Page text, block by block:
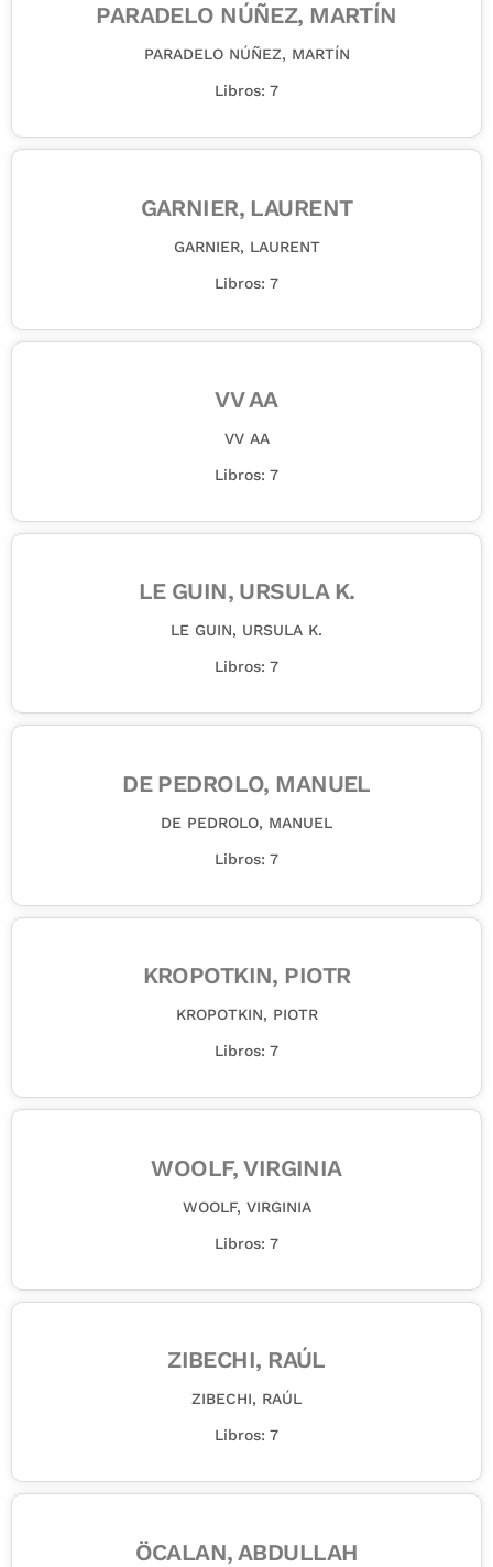
PARADELO NÚÑEZ, MARTÍN
PARADELO NÚÑEZ, MARTÍN
Libros: 7
GARNIER, LAURENT
GARNIER, LAURENT
Libros: 7
VV AA
VV AA
Libros: 7
LE GUIN, URSULA K.
LE GUIN, URSULA K.
Libros: 7
DE PEDROLO, MANUEL
DE PEDROLO, MANUEL
Libros: 7
KROPOTKIN, PIOTR
KROPOTKIN, PIOTR
Libros: 7
WOOLF, VIRGINIA
WOOLF, VIRGINIA
Libros: 7
ZIBECHI, RAÚL
ZIBECHI, RAÚL
Libros: 7
ÖCALAN, ABDULLAH